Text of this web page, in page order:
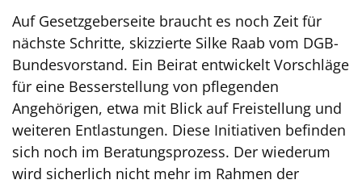
Auf Gesetzgeberseite braucht es noch Zeit für
nächste Schritte, skizzierte Silke Raab vom DGB-
Bundesvorstand. Ein Beirat entwickelt Vorschläge
für eine Besserstellung von pflegenden
Angehörigen, etwa mit Blick auf Freistellung und
weiteren Entlastungen. Diese Initiativen befinden
sich noch im Beratungsprozess. Der wiederum
wird sicherlich nicht mehr im Rahmen der